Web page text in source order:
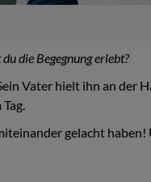
die Begegnung erlebt?
Vater hielt ihn an der
gelacht